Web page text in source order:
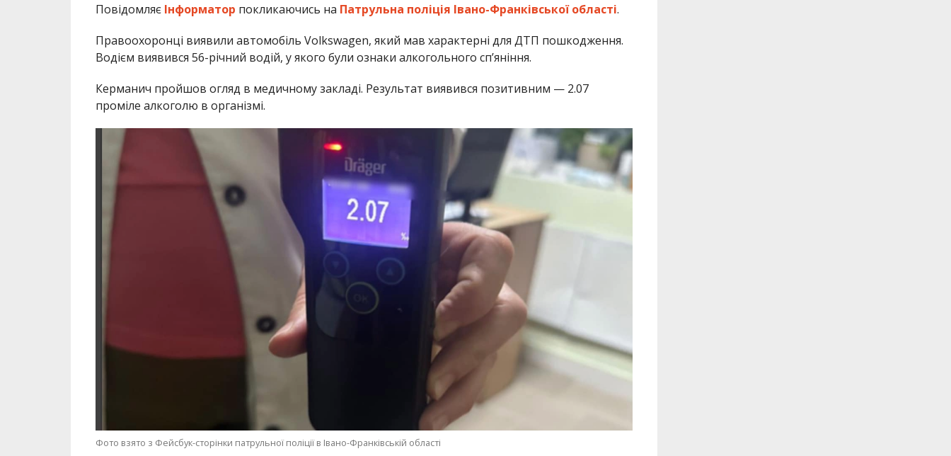
ПовідомляєІнформатор покликаючись на Патрульна поліція Івано-Франківської області.
Правоохоронці виявили автомобіль Volkswagen, який мав характерні для ДТП пошкодження.
Водієм виявився 56-річний водій, у якого були ознаки алкогольного сп’яніння.
Керманич пройшов огляд в медичному закладі. Результат виявився позитивним — 2.07
проміле алкоголю в організмі.
Фото взято з Фейсбук-сторінки патрульної поліції в Івано-Франківській області